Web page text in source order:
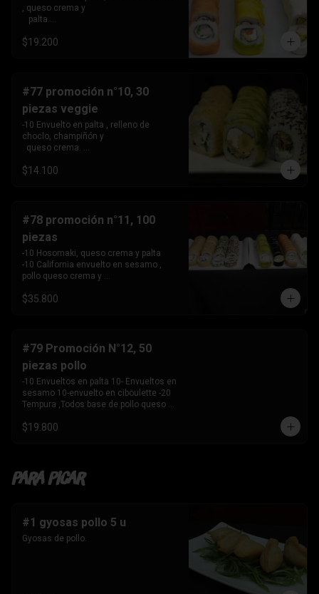
, queso crema y
   palta.
camarón, queso crema
$19.200
#77 promoción n°10, 30
piezas veggie
-10 Envuelto en palta , relleno de
choclo, champiñón y
  queso crema.
champiñón , queso
$14.100
#78 promoción n°11, 100
piezas
-10 Hosomaki, queso crema y palta
-10 California envuelto en sesamo ,
pollo queso crema y
-10 California envuelto en ciboulette ,
    cebollín.
-10 envuelto en palta , salmon, queso
crema y cebollín
-10 Envuelto en queso crema, palmito,
palta.
-10 Tempura, kanikama y palta
cebollín.
-1 Bebida
    Coca Cola sin azúcar 1.5 ltros
$35.800
#79 Promoción N°12, 50
piezas pollo
-10 Envueltos en palta 10- Envueltos en
sesamo 10-envuelto en ciboulette -20
Tempura ,Todos base de pollo queso
$19.800
Para Picar
#1 gyosas pollo 5 u
Gyosas de pollo.